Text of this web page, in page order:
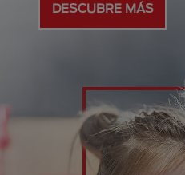
DESCUBRE MÁS